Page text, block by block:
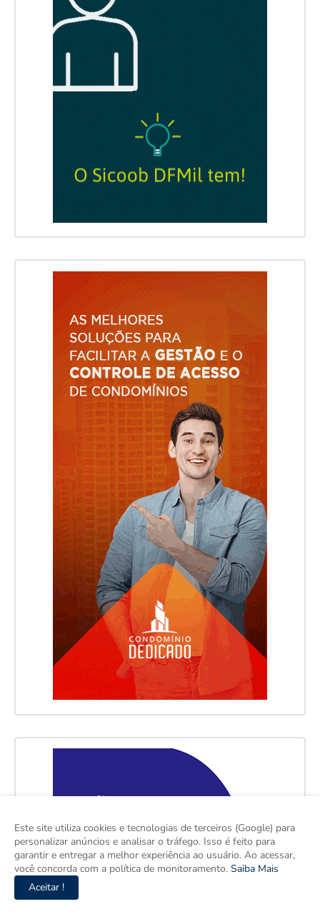
Este site utiliza cookies e tecnologias de terceiros (Google) para
personalizar anúncios e analisar o tráfego. Isso é feito para
garantir e entregar a melhor experiência ao usuário. Ao acessar,
você concorda com a política de monitoramento. Saiba Mais
Aceitar !